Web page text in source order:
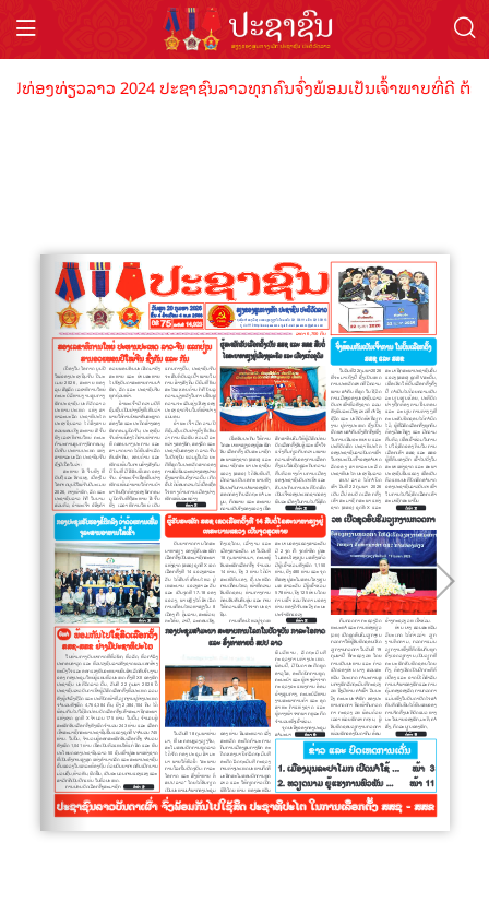
ທ່ອງທ່ຽວລາວ 2024 ປະຊາຊົນລາວທຸກຄົນຈົ່ງພ້ອມເປັນເຈົ້າພາບທີ່ດີ ຕ້